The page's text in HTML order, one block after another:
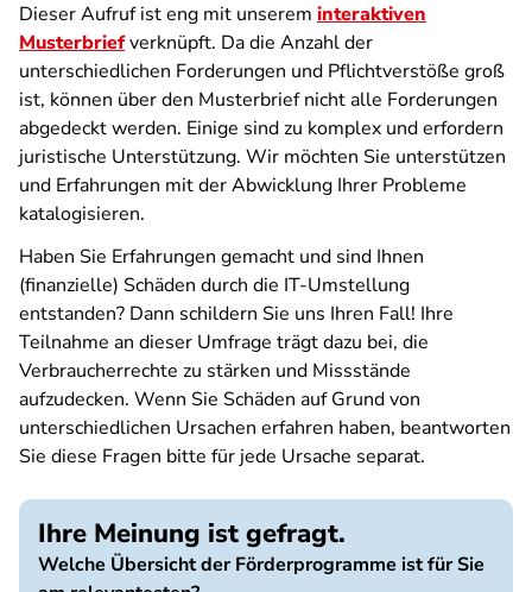
Dieser Aufruf ist eng mit unserem interaktiven
Musterbriefverknüpft. Da die Anzahl der
unterschiedlichen Forderungen und Pflichtverstöße groß
ist, können über den Musterbrief nicht alle Forderungen
abgedeckt werden. Einige sind zu komplex und erfordern
juristische Unterstützung. Wir möchten Sie unterstützen
und Erfahrungen mit der Abwicklung Ihrer Probleme
katalogisieren.
Haben Sie Erfahrungen gemacht und sind Ihnen
(finanzielle) Schäden durch die IT-Umstellung
entstanden? Dann schildern Sie uns Ihren Fall! Ihre
Teilnahme an dieser Umfrage trägt dazu bei, die
Verbraucherrechte zu stärken und Missstände
aufzudecken. Wenn Sie Schäden auf Grund von
unterschiedlichen Ursachen erfahren haben, beantworten
Sie diese Fragen bitte für jede Ursache separat.
Ihre Meinung ist gefragt.
Welche Übersicht der Förderprogramme ist für Sie